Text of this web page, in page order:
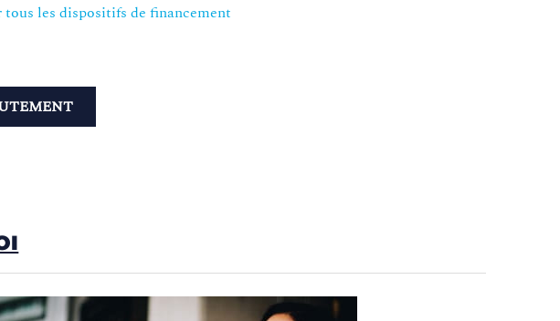
tous les dispositifs de financement